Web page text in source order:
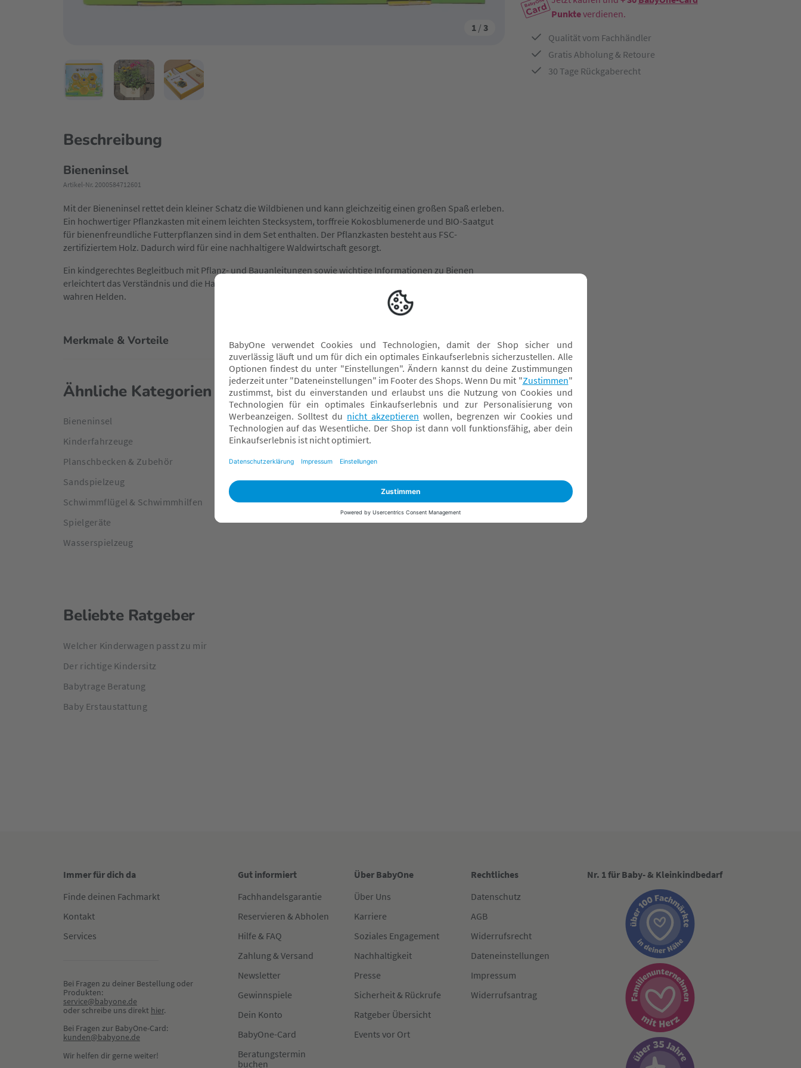
1 /3
Punkteverdienen.
Qualität vom Fachhändler
Gratis Abholung & Retoure
30 Tage Rückgaberecht
Beschreibung
Bieneninsel
Artikel-Nr. 2000584712601
Mit der Bieneninsel rettet dein kleiner Schatz die Wildbienen und kann gleichzeitig einen großen Spaß erleben.
Ein hochwertiger Pflanzkasten mit einem leichten Stecksystem, torffreie Kokosblumenerde und BIO-Saatgut
für bienenfreundliche Futterpflanzen sind in dem Set enthalten. Der Pflanzkasten besteht aus FSC-
zertifiziertem Holz. Dadurch wird für eine nachhaltigere Waldwirtschaft gesorgt.
Ein kindgerechtes Begleitbuch mit Pflanz- und Bauanleitungen sowie wichtige Informationen zu Bienen
erleichtert das Verständnis und die Handhabung. Der Bienenretter-Ausweis macht deinen Liebling zu einem
wahren Helden.
Merkmale & Vorteile
Ähnliche Kategorien
Bieneninsel
Kinderfahrzeuge
Planschbecken & Zubehör
Sandspielzeug
Schwimmflügel & Schwimmhilfen
Spielgeräte
Wasserspielzeug
Beliebte Ratgeber
Welcher Kinderwagen passt zu mir
Der richtige Kindersitz
Babytrage Beratung
Baby Erstaustattung
Immer für dich da
Finde deinen Fachmarkt
Kontakt
Services
Bei Fragen zu deiner Bestellung oder
Produkten:
service@babyone.de
oder schreibe uns direkt hier.
Bei Fragen zur BabyOne-Card:
kunden@babyone.de
Wir helfen dir gerne weiter!
Gut informiert
Fachhandelsgarantie
Reservieren & Abholen
Hilfe & FAQ
Zahlung & Versand
Newsletter
Gewinnspiele
Dein Konto
BabyOne-Card
Beratungstermin
buchen
Über BabyOne
Über Uns
Karriere
Soziales Engagement
Nachhaltigkeit
Presse
Sicherheit & Rückrufe
Ratgeber Übersicht
Events vor Ort
Rechtliches
Datenschutz
AGB
Widerrufsrecht
Dateneinstellungen
Impressum
Widerrufsantrag
Nr. 1 für Baby- & Kleinkindbedarf